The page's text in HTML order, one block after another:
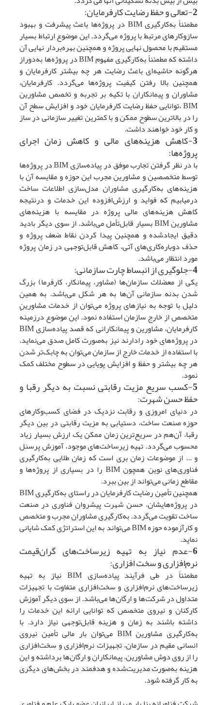
2-تعالی و حفظ رضایت کارفرمایان:
مطمئناً به‌کارگیری BIM در پروژه‌ها باعث پیشرفت و بهبود
سازوکارهای مرتبط با پروژه می‌گردد. این موضوع ارتباط بسیار
مستقیم با محصول نهایی پروژه و همچنین بهره‌بردار نهایی آن
داشته که مطمئناً به‌کارگیری مفهوم BIM در پروژه‌ها به‌دوراز
هرگونه حاشیه‌ای باعث رضایت هر چه بیشتر کارفرمایان و
همچنین بالا رفتن کیفیت پروژه‌ها می‌گردد. کارفرمایان،
مشاوران و پیمانکاران با تکیه بر تجربه و تخصص مشاورین
BIM ،توانایی حفظ رضایت کارفرمایان خود و افزایش سطح آن
را در بالاترین سطوح ممکن و با کمترین تغییر سازمانی در ساز
و کار خود خواهند داشت.
3-کاهش هزینه‌های مالی و کاهش زمان اجرای
پروژه‌ها:
با در نظر گرفتن تجارب موفق در پیاده‌سازی BIM در پروژه‌ها
توسط متخصصین و مشاورین مجرب این حوزه و مقایسه آن با
هزینه‌های به‌کارگیری مشاوران مدل‌سازی اطلاعات ساخت
درمیابیم که فواید و ارزش‌افزوده این خدمات و درنتیجه
کاهش هزینه‌های مالی پروژه در مقایسه با هزینه‌های
مشاورین BIM بسیار قابل‌تأمل می‌باشد. از سوی دیگر بادید
دقیق ایجادشده و همچنین پیدا کردن نقاط ضعف پروژه و
حذف دوباره‌کاری‌های آتی، کاهش قابل‌توجهی در زمان پروژه
مورد انتظار می‌باشد.
4-جلوگیری از انبساط چارت سازمانی:
یکی از معضلات سازمان‌ها (مشاور، پیمانکار، کارفرما) بزرگ
شدن بدنه سازمانی آن‌ها به هر شکل می‌باشد. به همین
دلیل با توجه به نیازهای پروژه می‌توان از خدمات مشاورین
متخصص از خارج سازمان استفاده نمود. این موضوع درزمینهٔ
کارفرمایان، مشاورین و پیمانکارانی که قصد پیاده‌سازی BIM
در پروژه‌های خود رادارند نیز به‌صورت کامل صدق می‌نماید.
با استفاده از خدمات خارج از سازمان می‌توان به چابک‌تر شدن
هر چه بیشتر و حفظ و افزایش پویایی در سطوح مختلف کمک
نمود.
5-کسب سریع مزیت رقابتی نسبت به دیگر رقبا و
حفظ حسن شهرت:
در دنیای امروزی و رقابت نزدیک در فضای کسب‌وکارهای
حوزه صنعت ساخت، دستیابی به مزیت رقابتی در بین دیگر
رقبا، آن‌هم در سریع‌ترین زمان ممکن یک ارزش بسیار زیاد
محسوب می‌گردد. تهیه زیرساخت‌های موجود، آموزش پرسنل
و ... از موضوعات زمان بری است که زمان طلایی به‌کارگیری
فناوری‌های نوین همچون BIM را در بسیاری از پروژه‌ها و
مقاطع زمانی می‌تواند از بین ببرد.
همچنین تأمین رضایت کارفرمایان در راستای به‌کارگیری BIM
در پروژه‌هایشان، حسن شهرت پیشروان فناوری در صنعت
ساخت تقویت می‌گردد. به‌کارگیری مشاوران مجرب و متخصص
و کارآزموده حوزه BIM می‌تواند به این استراتژی کمک شایانی
نماید.
6-عدم نیاز به تهیه زیرساخت‌های گران‌قیمت
نرم‌افزاری و سخت افزاری:
مطمئناً در طی فرآیند پیاده‌سازی BIM نیاز به تهیه
زیرساخت‌های نرم‌افزاری و سخت‌افزاری متفاوت با تجهیزات
متداول در شرکت‌ها و ارگان‌ها می‌باشد. از سوی دیگر آموزش
کارکنان و نیروی متخصص که توانایی ارائه این خدمات را
داشته باشند به زمان و هزینه قابل‌توجهی نیاز دارد. با
به‌کارگیری مشاورین BIM می‌توان بار مالی تأمین نیروی
انسانی مقیم در سازمان، تجهیزات نرم‌افزاری و سخت‌افزاری
را از روی دوش مشاورین، پیمانکاران و ارگان‌ها برداشته و این
هزینه به‌صورت مدیریت‌شده و هدفمند در بخش‌های دیگری
به کار گرفته شود.